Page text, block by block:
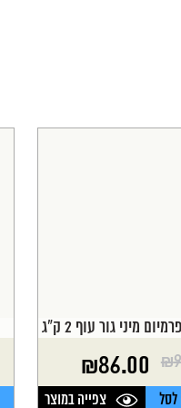
מיני גור עוף 2 ק"ג
₪
₪86.00
צפייה במוצר